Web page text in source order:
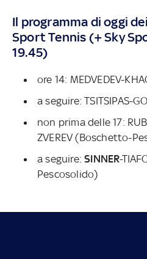
Il programma di oggi
Sport Tennis (+ Sky
19.45)
ore 14: MEDVEDEV-
a seguire: TSITSIPAS-
non prima delle 17:
ZVEREV (Boschetto-
a seguire:SINNER-
Pescosolido)